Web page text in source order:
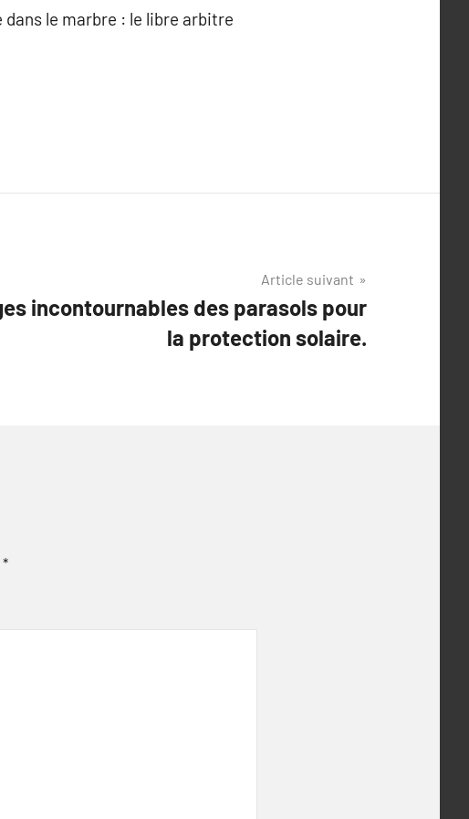
dans le marbre : le libre arbitre
Article suivant
incontournables des parasols pour
la protection solaire.
*